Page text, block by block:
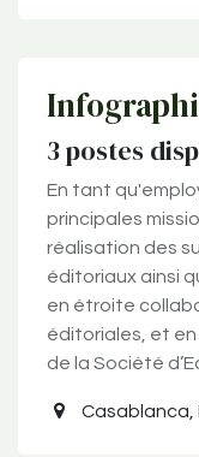
3postes
En tant
principales
réalisation des
éditoriaux ainsi
en étroite
éditoriales, et
de la Société
Casablanca,